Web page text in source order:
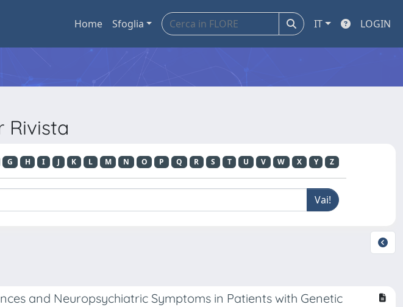
Home Sfoglia IT LOGIN
Rivista
G H I J K L M N O P Q R S T U V W X Y Z
and Neuropsychiatric Symptoms in Patients with Genetic